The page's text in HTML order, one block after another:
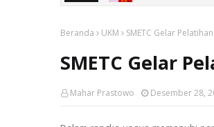
Beranda UKM SMETC Gelar
SMETC Gelar
Mahar Prastowo Desember 28,